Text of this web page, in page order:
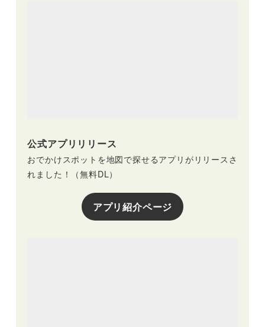
公式アプリリリース
おでかけスポットを地図で探せるアプリがリリースさ
れました！（無料DL）
アプリ紹介ページ